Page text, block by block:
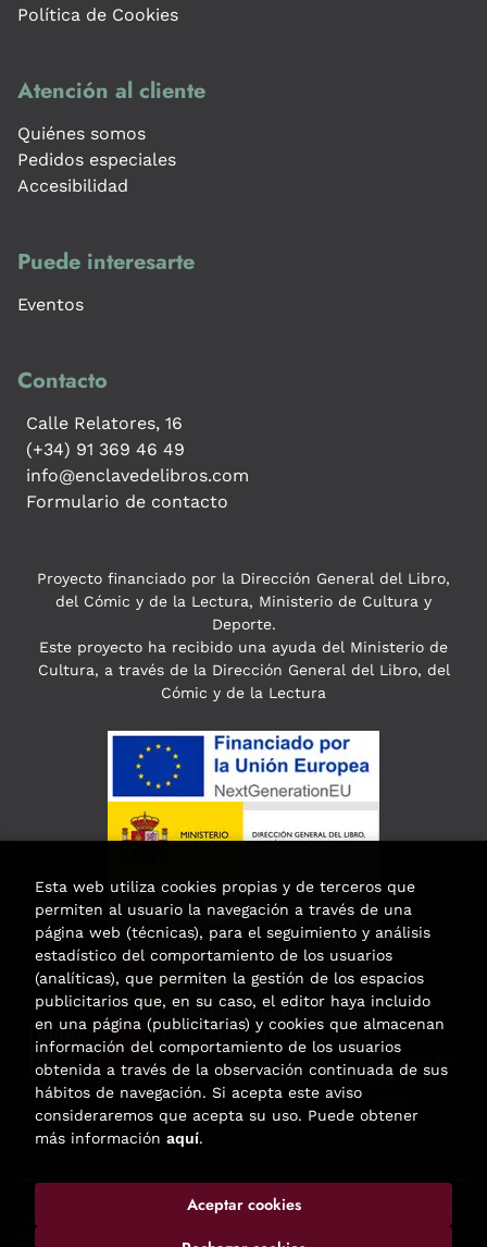
Política de Cookies
Atención al cliente
Quiénes somos
Pedidos especiales
Accesibilidad
Puede interesarte
Eventos
Contacto
Calle Relatores, 16
(+34) 91 369 46 49
info@enclavedelibros.com
Formulario de contacto
Proyecto financiado por la Dirección General del Libro,
del Cómic y de la Lectura, Ministerio de Cultura y
Deporte.
Este proyecto ha recibido una ayuda del Ministerio de
Cultura, a través de la Dirección General del Libro, del
Cómic y de la Lectura
Esta actividad ha recibido una ayuda
para la modernización de las librerías de
la Comunidad de Madrid
correspondiente al año 2025.
. Todos los Derechos Reservados |
Esta web utiliza cookies propias y de terceros que
permiten al usuario la navegación a través de una
página web (técnicas), para el seguimiento y análisis
estadístico del comportamiento de los usuarios
(analíticas), que permiten la gestión de los espacios
publicitarios que, en su caso, el editor haya incluido
en una página (publicitarias) y cookies que almacenan
información del comportamiento de los usuarios
obtenida a través de la observación continuada de sus
hábitos de navegación. Si acepta este aviso
consideraremos que acepta su uso. Puede obtener
más información aquí.
Aceptar cookies